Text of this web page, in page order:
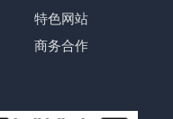
特色网站
商务合作